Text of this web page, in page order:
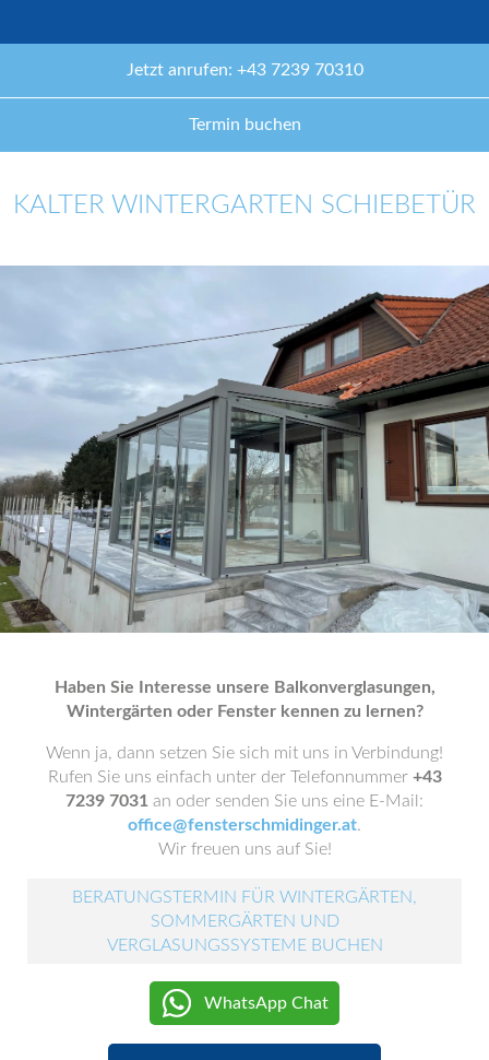
Jetzt anrufen: +43 7239 70310
Termin buchen
KALTER WINTERGARTEN SCHIEBETÜR
Haben Sie Interesse unsere Balkonverglasungen,
Wintergärten oder Fenster kennen zu lernen?
Wenn ja, dann setzen Sie sich mit uns in Verbindung!
Rufen Sie uns einfach unter der Telefonnummer +43
7239 7031 an oder senden Sie uns eine E-Mail:
office@fensterschmidinger.at.
Wir freuen uns auf Sie!
BERATUNGSTERMIN FÜR WINTERGÄRTEN,
SOMMERGÄRTEN UND
VERGLASUNGSSYSTEME BUCHEN
WhatsApp Chat